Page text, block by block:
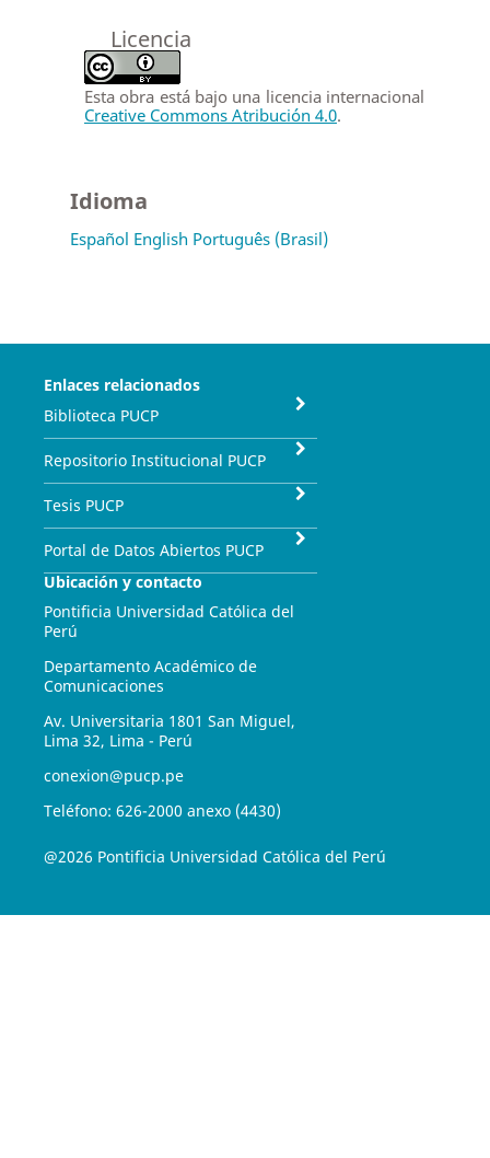
Licencia
Esta obra está bajo una licencia internacional
Creative Commons Atribución 4.0.
Idioma
Español English Português (Brasil)
Enlaces relacionados
Biblioteca PUCP
Repositorio Institucional PUCP
Tesis PUCP
Portal de Datos Abiertos PUCP
Ubicación y contacto
Pontificia Universidad Católica del
Perú
Departamento Académico de
Comunicaciones
Av. Universitaria 1801 San Miguel,
Lima 32, Lima - Perú
conexion@pucp.pe
Teléfono: 626-2000 anexo (4430)
@2026 Pontificia Universidad Católica del Perú